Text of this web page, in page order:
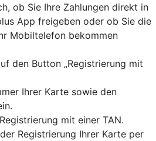
ob Sie Ihre Zahlungen direkt in
App freigeben oder ob Sie die
Mobiltelefon bekommen
den Button „Registrierung mit
Ihrer Karte sowie den
mit einer TAN.
Registrierung Ihrer Karte per